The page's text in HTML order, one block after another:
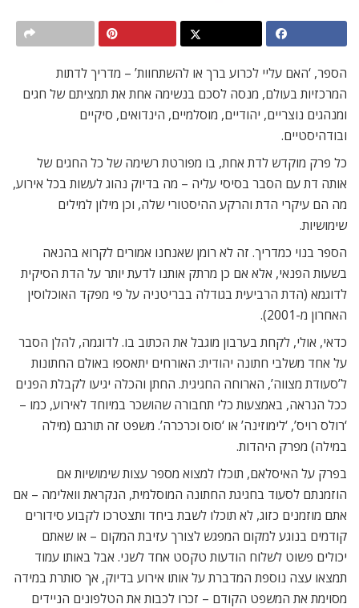
הספר, ‘האם עליי לכרוע ברך או להשתחוות’ – מדריך לדתות
המרכזיות בעולם, מנסה לסכם בנשימה אחת את תמציתם של חגים
ומנהגים נוצריים, יהודיים, מוסלמיים, הינדואים, סיקיים
ובודהיסטיים.
כל פרק מוקדש לדת אחת, בו מפורטת רשימה של כל החגים של
אותה דת עם הסבר בסיסי עליה – מה בדיוק נהוג לעשות בכל אירוע,
מה הם עיקרי הדת והרקע ההיסטורי שלה, וכן מילון למילים
שימושיות.
הספר בנוי כמדריך. זה לא רומן שאנחנו אמורים לקרוא בהנאה
בשעות הפנאי, אלא אם כן מרתק אותנו לדעת יותר על הדת הסיקית
לדוגמא (הדת הרביעית בגודלה בבריטניה על פי מפקד האוכלוסין
האחרון מ-2001).
כדאי, אולי, לקחת בערבון מוגבל את הכתוב בו. לדוגמה, להלן הסבר
על אחד משלבי חתונה יהודית: האורחים יתאספו באולם החתונות
ל’סעודת מצווה’, הארוחה החגיגית. החתן והכלה יגיעו לקבלת הפנים
ככל הנראה, באמצעות כלי תחבורה שהושכר במיוחד לאירוע, כמו –
‘רולס רויס’, ‘לימוזינה’ או ‘סוס וכרכרה’. משפט זה תורגם (מילה
במילה) מפרק היהדות.
בפרק על האיסלאם, תוכלו למצוא מספר עצות שימושיות אם
הוזמנתם לסעוד בחגיגת החתונה המוסלמית, הנקראת וואלימה – אם
אתם מוזמנים כזוג, לא תוכלו לשבת ביחד ותצטרכו לקבוע סידורים
קודמים בנוגע למקום המפגש לצורך עזיבת המקום – או שאתם
יכולים פשוט לשלוח הודעות טקסט אחד לשני. אבל באותו עמוד
תמצאו עצה נוספת המדברת על אותו אירוע בדיוק, אך סותרת במידה
מסוימת את המשפט הקודם – זכרו לכבות את הטלפונים הניידים